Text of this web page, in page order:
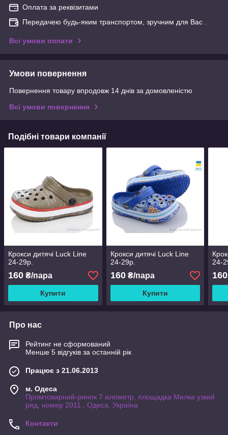
Оплата за реквізитами
Передачею будь-яким транспортом, зручним для Вас .
Всі умови оплати
Умови повернення
Повернення товару впродовж 14 днів за домовленістю
Всі умови повернення
Подібні товари компанії
Крокси дитячі Luck Line
24-29р.
160 ₴/пара
Купити
Крокси дитячі Luck Line
24-29р.
160₴/пара
Купити
24-
160
Про нас
Рейтинг не сформований
Менше 5 відгуків за останній рік
Працює з 21.06.2013
м. Одеса
Промтоварний-ринок 7 кілометр, площадка Милка узкий
ряд, номер 2011., Одеса, Україна
Контакти